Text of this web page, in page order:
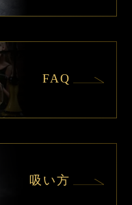
FAQ
吸い方